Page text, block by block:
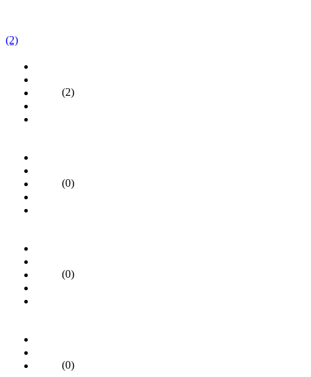
(2)
(2)
(0)
(0)
(0)